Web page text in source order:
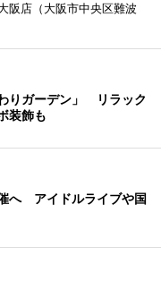
阪店（大阪市中央区難波
りガーデン」 リラック
装飾も
へ アイドルライブや国